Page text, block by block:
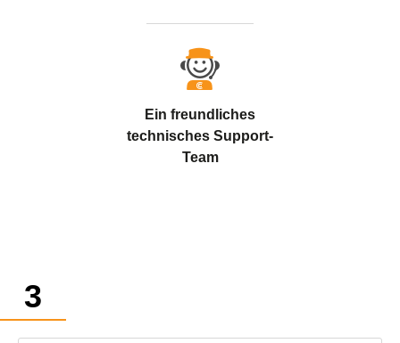
Ein freundliches
technisches Support-
Team